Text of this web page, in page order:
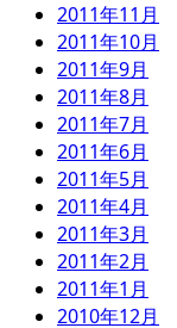
2011年11月
2011年10月
2011年9月
2011年8月
2011年7月
2011年6月
2011年5月
2011年4月
2011年3月
2011年2月
2011年1月
2010年12月